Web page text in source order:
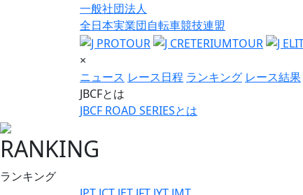
一般社団法人
全日本実業団自転車競技連盟
×
ニュース レース日程 ランキング レース結果
JBCFとは
JBCF ROAD SERIESとは
RANKING
ランキング